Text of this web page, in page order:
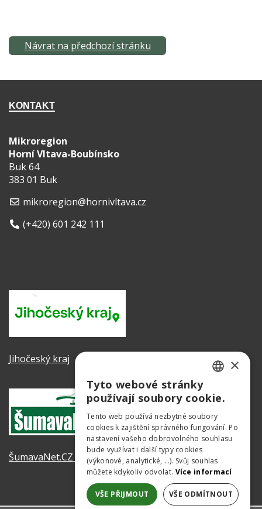
Návrat na předchozí stránku
KONTAKT
Mikroregion
Horní Vltava-Boubínsko
Buk 64
383 01 Buk
mikroregion@hornivltava.cz
(+420) 601 242 111
Jihočeský kraj
ŠumavaNet.CZ - informace o regionu
ENGLISH
×
Tyto webové stránky
používají soubory cookie.
Tento web používá nezbytné soubory
cookies k zajištění správného fungování. Po
nastavení vašeho dobrovolného souhlasu
bude využívat i další typy cookies
(výkonové, analytické, …). Svůj souhlas
můžete kdykoliv odvolat. Více informací
VŠE PŘIJMOUT VŠE ODMÍTNOUT